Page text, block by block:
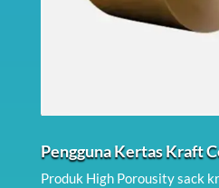
Pengguna Kertas Kraft
Produk High Porousity sack